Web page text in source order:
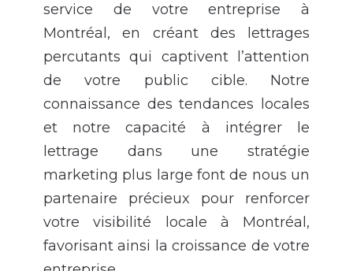
service de votre entreprise à
Montréal, en créant des lettrages
percutants qui captivent l’attention
de votre public cible. Notre
connaissance des tendances locales
et notre capacité à intégrer le
lettrage dans une stratégie
marketing plus large font de nous un
partenaire précieux pour renforcer
votre visibilité locale à Montréal,
favorisant ainsi la croissance de votre